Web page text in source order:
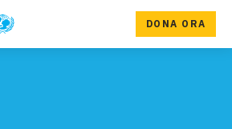
DONA ORA